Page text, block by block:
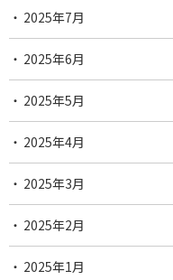
2025年7月
2025年6月
2025年5月
2025年4月
2025年3月
2025年2月
2025年1月